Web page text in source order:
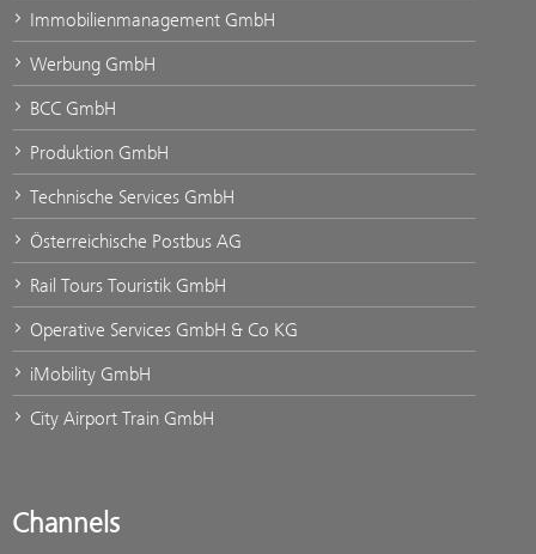
Immobilienmanagement GmbH
Werbung GmbH
BCC GmbH
Produktion GmbH
Technische Services GmbH
Österreichische Postbus AG
Rail Tours Touristik GmbH
Operative Services GmbH & Co KG
iMobility GmbH
City Airport Train GmbH
Channels